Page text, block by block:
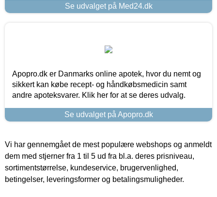
Se udvalget på Med24.dk
Apopro.dk er Danmarks online apotek, hvor du nemt og
sikkert kan købe recept- og håndkøbsmedicin samt
andre apoteksvarer. Klik her for at se deres udvalg.
Se udvalget på Apopro.dk
Vi har gennemgået de mest populære webshops og anmeldt
dem med stjerner fra 1 til 5 ud fra bl.a. deres prisniveau,
sortimentstørrelse, kundeservice, brugervenlighed,
betingelser, leveringsformer og betalingsmuligheder.